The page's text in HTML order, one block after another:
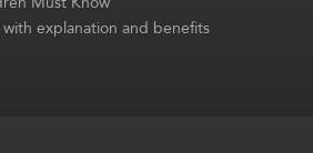
explanation and benefits